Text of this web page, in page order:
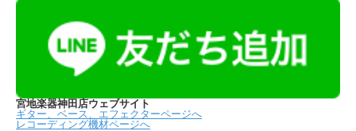
宮地楽器神田店ウェブサイト
ギター、ベース、エフェクターページへ
レコーディング機材ページへ